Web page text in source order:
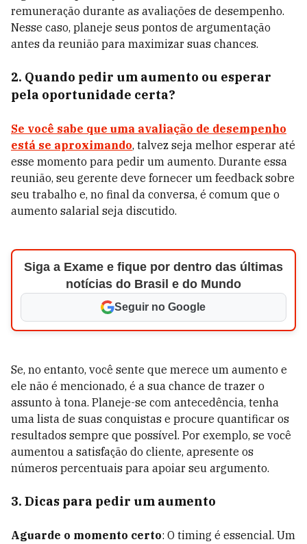
remuneração durante as avaliações de desempenho.
Nesse caso, planeje seus pontos de argumentação
antes da reunião para maximizar suas chances.
2. Quando pedir um aumento ou esperar
pela oportunidade certa?
Se você sabe que uma avaliação de desempenho
está se aproximando, talvez seja melhor esperar até
esse momento para pedir um aumento. Durante essa
reunião, seu gerente deve fornecer um feedback sobre
seu trabalho e, no final da conversa, é comum que o
aumento salarial seja discutido.
Siga a Exame e fique por dentro das últimas
notícias do Brasil e do Mundo
Seguir no Google
Se, no entanto, você sente que merece um aumento e
ele não é mencionado, é a sua chance de trazer o
assunto à tona. Planeje-se com antecedência, tenha
uma lista de suas conquistas e procure quantificar os
resultados sempre que possível. Por exemplo, se você
aumentou a satisfação do cliente, apresente os
números percentuais para apoiar seu argumento.
3. Dicas para pedir um aumento
Aguarde o momento certo: O timing é essencial. Um